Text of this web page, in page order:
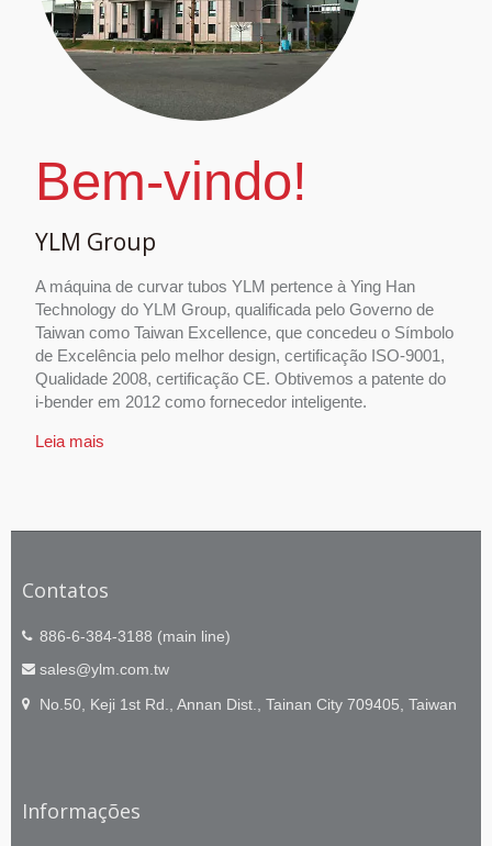
Bem-vindo!
YLM Group
A máquina de curvar tubos YLM pertence à Ying Han
Technology do YLM Group, qualificada pelo Governo de
Taiwan como Taiwan Excellence, que concedeu o Símbolo
de Excelência pelo melhor design, certificação ISO-9001,
Qualidade 2008, certificação CE. Obtivemos a patente do
i-bender em 2012 como fornecedor inteligente.
Leia mais
Contatos
886-6-384-3188 (main line)
sales@ylm.com.tw
No.50, Keji 1st Rd., Annan Dist., Tainan City 709405, Taiwan
Informações